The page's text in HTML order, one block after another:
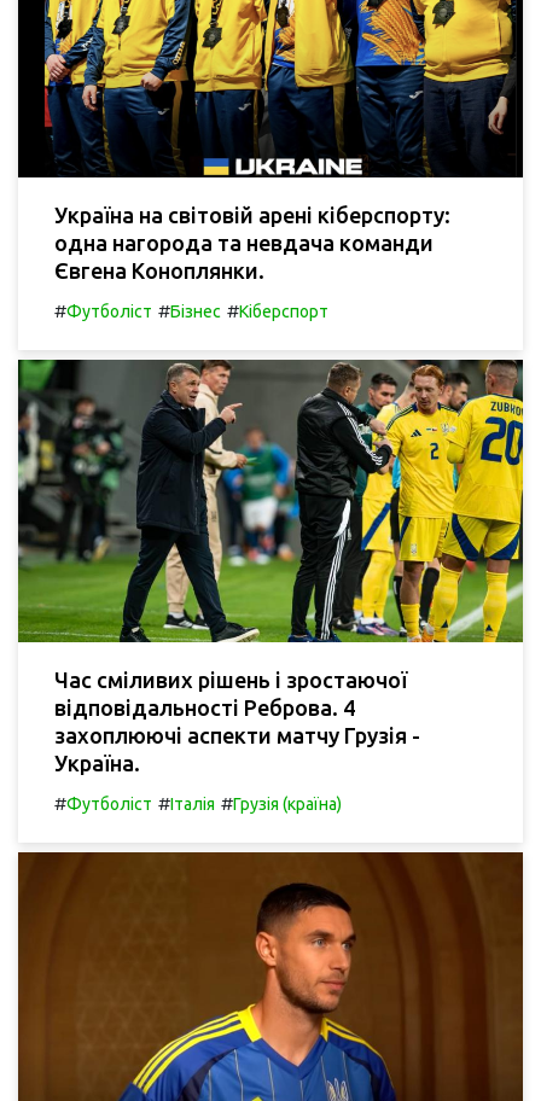
Україна на світовій арені кіберспорту:
одна нагорода та невдача команди
Євгена Коноплянки.
#Футболіст #Бізнес #Кіберспорт
Час сміливих рішень і зростаючої
відповідальності Реброва. 4
захоплюючі аспекти матчу Грузія -
Україна.
#Футболіст #Італія #Грузія (країна)